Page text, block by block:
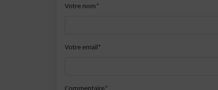
Votre nom*
Votre email*